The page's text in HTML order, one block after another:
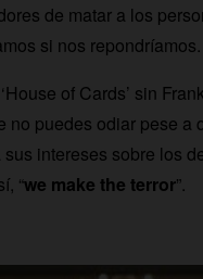
de matar a los
si nos repondríamos.
of Cards’ sin
puedes odiar pese a
intereses sobre los
“we make the terror”.